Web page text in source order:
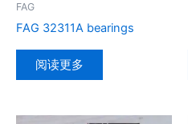
FAG
FAG 32311A bearings
阅读更多